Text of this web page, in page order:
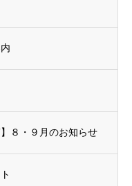
８・９月のお知らせ